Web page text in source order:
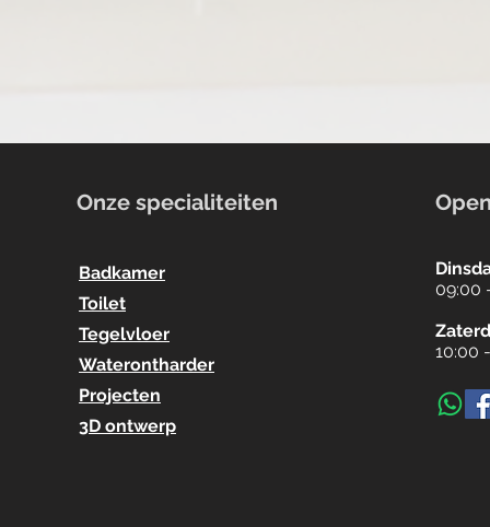
Onze specialiteiten
Badkamer
Toilet
Tegelvloer
Waterontharder
Projecten
3D ontwerp
09:00
10:00